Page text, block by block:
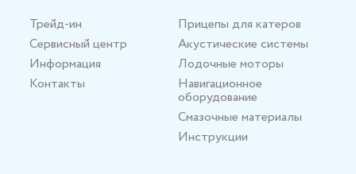
Трейд-ин
Сервисный центр
Информация
Контакты
Прицепы для катеров
Акустические системы
Лодочные моторы
Навигационное
оборудование
Смазочные материалы
Инструкции